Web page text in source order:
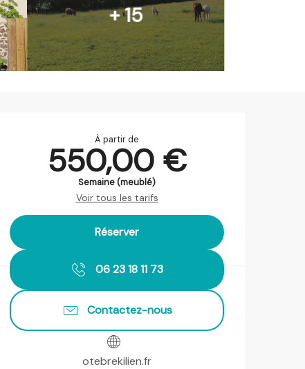
+ 15
Ouverture et coordonnées
À partir de
550,00 €
Semaine (meublé)
Voir tous les tarifs
Réserver
06 23 18 11 73
Contactez-nous
otebrekilien.fr